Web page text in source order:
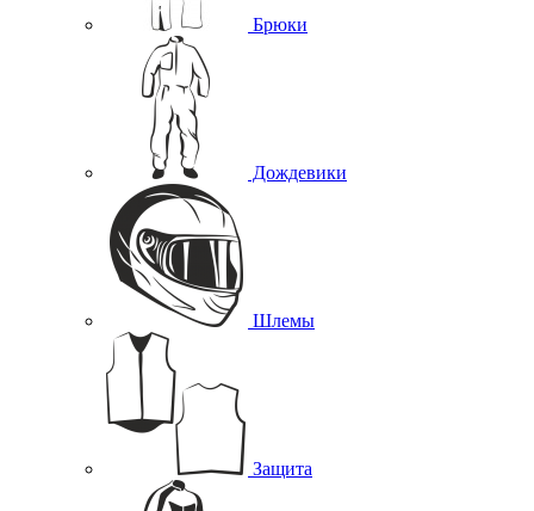
Брюки
Дождевики
Шлемы
Защита